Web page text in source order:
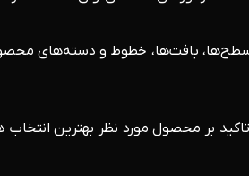
بافت‌ها، خطوط و دسته‌های
بر محصول مورد نظر بهترین